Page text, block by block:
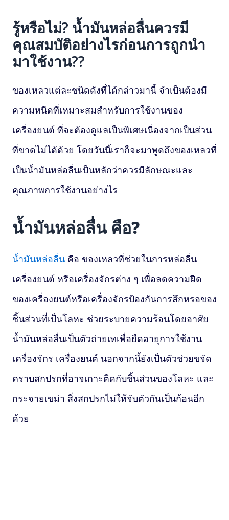
รู้หรือไม่? น้ำมันหล่อลื่นควรมี
คุณสมบัติอย่างไรก่อนการถูกนำ
มาใช้งาน??
ของเหลวแต่ละชนิดดังที่ได้กล่าวมานี้ จำเป็นต้องมี
ความหนืดที่เหมาะสมสำหรับการใช้งานของ
เครื่องยนต์ ที่จะต้องดูแลเป็นพิเศษเนื่องจากเป็นส่วน
ที่ขาดไม่ได้ด้วย โดยวันนี้เราก็จะมาพูดถึงของเหลวที่
เป็นน้ำมันหล่อลื่นเป็นหลักว่าควรมีลักษณะและ
คุณภาพการใช้งานอย่างไร
น้ำมันหล่อลื่น คือ?
น้ำมันหล่อลื่น คือ ของเหลวที่ช่วยในการหล่อลื่น
เครื่องยนต์ หรือเครื่องจักรต่าง ๆ เพื่อลดความฝืด
ของเครื่องยนต์หรือเครื่องจักรป้องกันการสึกหรอของ
ชิ้นส่วนที่เป็นโลหะ ช่วยระบายความร้อนโดยอาศัย
น้ำมันหล่อลื่นเป็นตัวถ่ายเทเพื่อยืดอายุการใช้งาน
เครื่องจักร เครื่องยนต์ นอกจากนี้ยังเป็นตัวช่วยขจัด
คราบสกปรกที่อาจเกาะติดกับชิ้นส่วนของโลหะ และ
กระจายเขม่า สิ่งสกปรกไม่ให้จับตัวกันเป็นก้อนอีก
ด้วย